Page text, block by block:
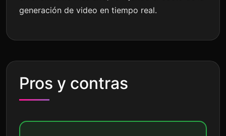
generación de video en tiempo real.
Pros y contras